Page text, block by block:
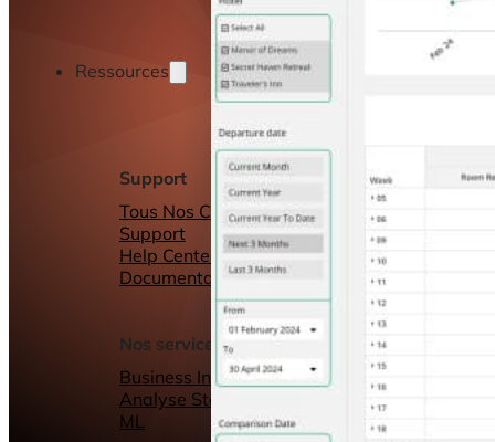
Ressources
Support
Tous Nos Canaux de
Support
Help Center &
Documentation
Nos services
Business Intelligence
Analyse Statistique &
ML
Autres
Tableaux de
Rapports
Connecteurs
Webinars
eBooks
Notre blog